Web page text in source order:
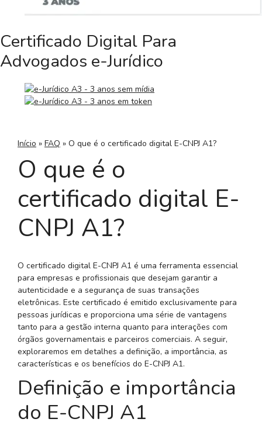
Certificado Digital Para
Advogados e-Jurídico
Início » FAQ » O que é o certificado digital E-CNPJ A1?
O que é o
certificado digital E-
CNPJ A1?
O certificado digital E-CNPJ A1 é uma ferramenta essencial
para empresas e profissionais que desejam garantir a
autenticidade e a segurança de suas transações
eletrônicas. Este certificado é emitido exclusivamente para
pessoas jurídicas e proporciona uma série de vantagens
tanto para a gestão interna quanto para interações com
órgãos governamentais e parceiros comerciais. A seguir,
exploraremos em detalhes a definição, a importância, as
características e os benefícios do E-CNPJ A1.
Definição e importância
do E-CNPJ A1